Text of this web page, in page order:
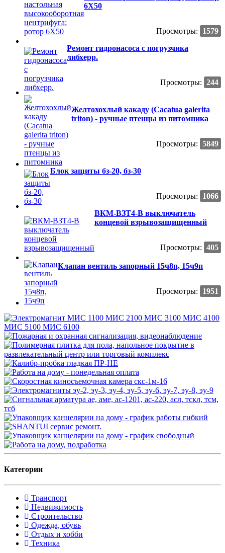
6Х50
Просмотры:
1579
Ремонт гидронасоса с погрузчика
либхерр.
Просмотры: 244
Желтохохлый какаду (Сacatua galerita
triton) - ручные птенцы из питомника
Просмотры: 5849
Блок защиты бз-20, бз-30
Просмотры:
1066
ВКМ-ВЗТ4-В выключатель
концевой взрывозащищенный
Просмотры: 405
Клапан вентиль запорный 15ч8п, 15ч9п
Просмотры: 1951
Категории
Транспорт
Недвижимость
Строительство
Одежда, обувь
Отдых и хобби
Техника